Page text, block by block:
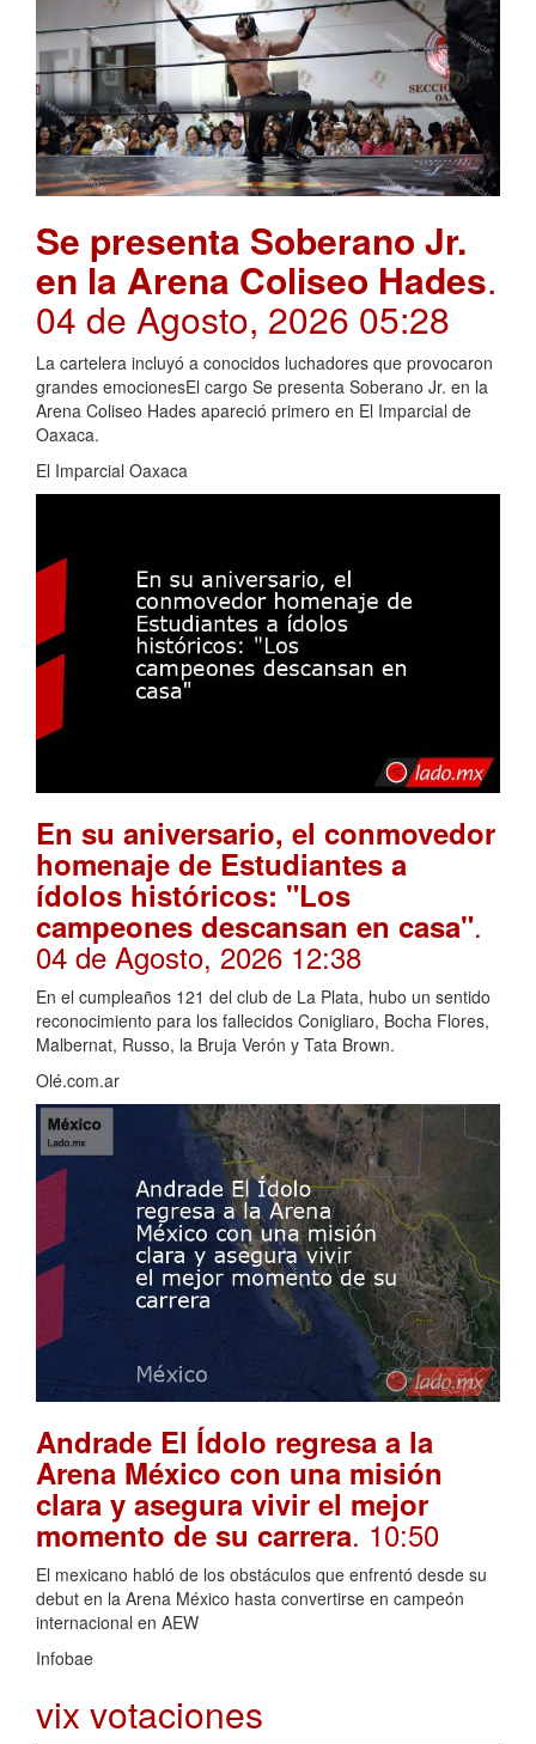
Se presenta Soberano Jr.
en la Arena Coliseo Hades.
04 de Agosto, 2026 05:28
La cartelera incluyó a conocidos luchadores que provocaron
grandes emocionesEl cargo Se presenta Soberano Jr. en la
Arena Coliseo Hades apareció primero en El Imparcial de
Oaxaca.
El Imparcial Oaxaca
En su aniversario, el conmovedor
homenaje de Estudiantes a
ídolos históricos: "Los
campeones descansan en casa".
04 de Agosto, 2026 12:38
En el cumpleaños 121 del club de La Plata, hubo un sentido
reconocimiento para los fallecidos Conigliaro, Bocha Flores,
Malbernat, Russo, la Bruja Verón y Tata Brown.
Olé.com.ar
Andrade El Ídolo regresa a la
Arena México con una misión
clara y asegura vivir el mejor
momento de su carrera. 10:50
El mexicano habló de los obstáculos que enfrentó desde su
debut en la Arena México hasta convertirse en campeón
internacional en AEW
Infobae
vix votaciones